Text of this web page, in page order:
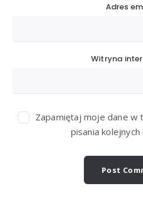
Adres
Witryna
Zapamiętaj moje dane
pisania